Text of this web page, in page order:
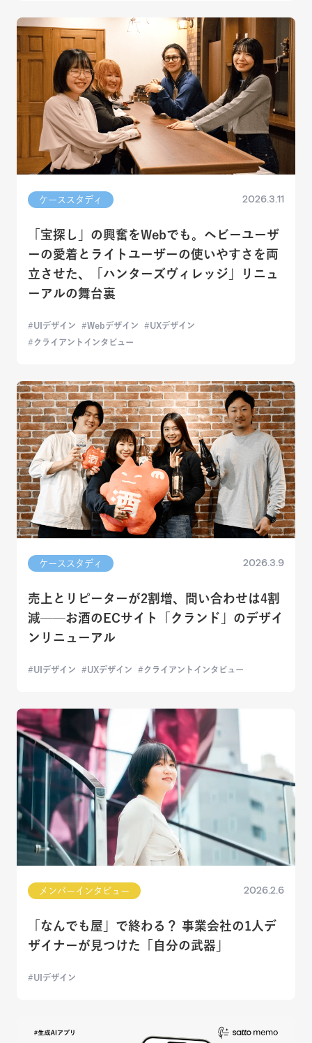
ケーススタディ 2026.3.11
「宝探し」の興奮をWebでも。ヘビーユーザ
ーの愛着とライトユーザーの使いやすさを両
立させた、「ハンターズヴィレッジ」リニュ
ーアルの舞台裏
UIデザイン Webデザイン
UXデザイン
クライアントインタビュー
ケーススタディ 2026.3.9
売上とリピーターが2割増、問い合わせは4割
減──お酒のECサイト「クランド」のデザイ
ンリニューアル
UIデザイン UXデザイン クライアントインタビュー
メンバーインタビュー 2026.2.6
「なんでも屋」で終わる？ 事業会社の1人デ
ザイナーが見つけた「自分の武器」
UIデザイン